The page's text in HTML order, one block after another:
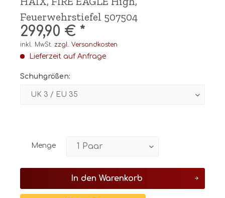
Feuerwehrstiefel 507504
299,90 € *
inkl. MwSt. zzgl. Versandkosten
Lieferzeit auf Anfrage
Schuhgrößen:
Menge
In den Warenkorb